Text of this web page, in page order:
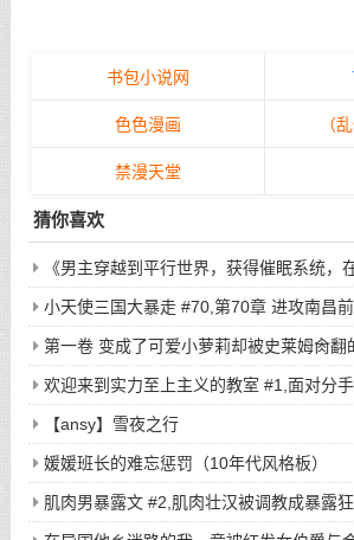
书包小说网
色色漫画 （
禁漫天堂
猜你喜欢
《男主穿越到平行世界，获得催眠系统，
界当中，所有人都听从小天的安排...》/哪
选好目标后，直接敲门，开始玩弄户主的老
小天使三国大暴走 #70,第70章 进攻南昌
使二次元写真集显魅力
第一卷 变成了可爱小萝莉却被史莱姆肏翻
看了亿万本小黄书的老司机啊！ #7,渴望被
小萝莉
欢迎来到实力至上主义的教室 #1,面对分
路，轻井泽的最后请求是
【ansy】雪夜之行
媛媛班长的难忘惩罚（10年代风格板）
肌肉男暴露文 #2,肌肉壮汉被调教成暴露